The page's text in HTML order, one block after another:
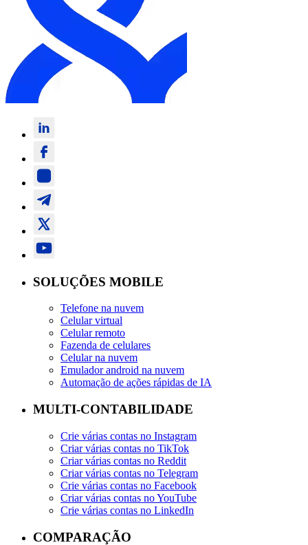
SOLUÇÕES MOBILE
Telefone na nuvem
Celular virtual
Celular remoto
Fazenda de celulares
Celular na nuvem
Emulador android na nuvem
Automação de ações rápidas de IA
MULTI-CONTABILIDADE
Crie várias contas no Instagram
Criar várias contas no TikTok
Criar várias contas no Reddit
Criar várias contas no Telegram
Crie várias contas no Facebook
Criar várias contas no YouTube
Crie várias contas no LinkedIn
COMPARAÇÃO